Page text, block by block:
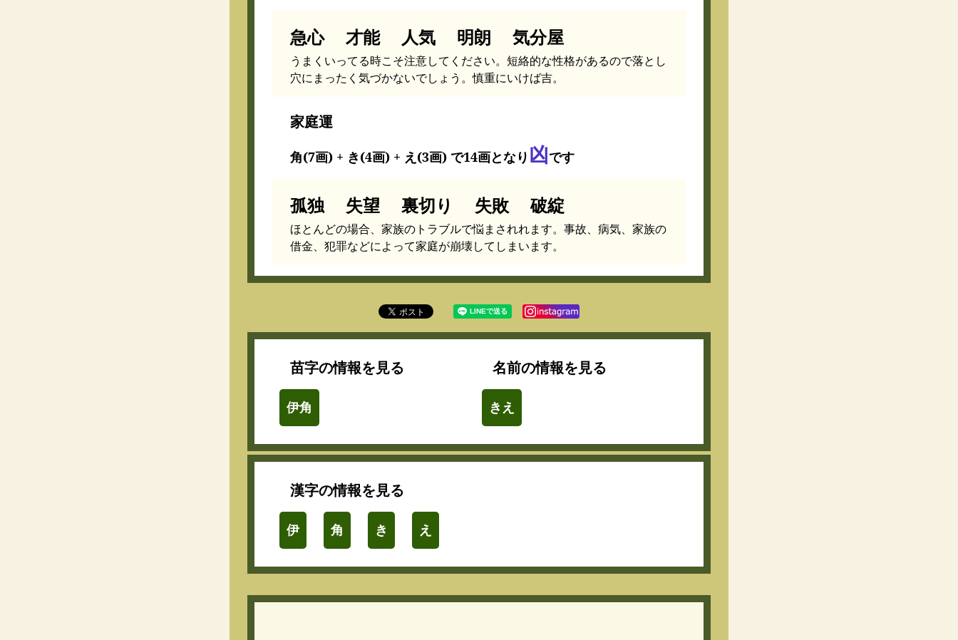
急心 才能 人気 明朗 気分屋
うまくいってる時こそ注意してください。短絡的な性格があるので落とし
穴にまったく気づかないでしょう。慎重にいけば吉。
家庭運
角(7画) + き(4画) + え(3画) で14画となり 凶です
孤独 失望 裏切り 失敗 破綻
ほとんどの場合、家族のトラブルで悩まされれます。事故、病気、家族の
借金、犯罪などによって家庭が崩壊してしまいます。
苗字の情報を見る
伊角
名前の情報を見る
きえ
漢字の情報を見る
伊 角 き え